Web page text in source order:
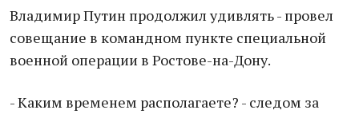
Владимир Путин продолжил удивлять - провел
совещание в командном пункте специальной
военной операции в Ростове-на-Дону.
- Каким временем располагаете? - следом за